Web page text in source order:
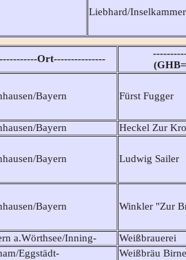
Liebhard/Inselkammer
Ort---------------
Bayern Fürst Fugger
Bayern Heckel Zur
Bayern Ludwig Sailer
Bayern Winkler "Zur
a.Wörthsee/Inning-
Weißbrauerei
Eggstädt- Weißbräu